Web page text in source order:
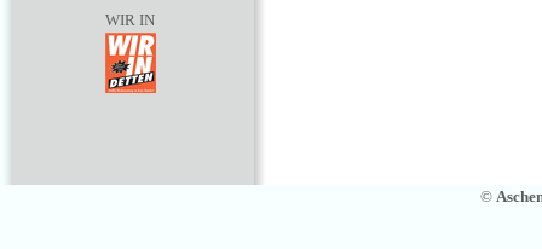
WIR IN
©